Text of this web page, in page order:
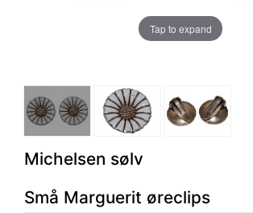
Tap to expand
Michelsen sølv
Små Marguerit øreclips